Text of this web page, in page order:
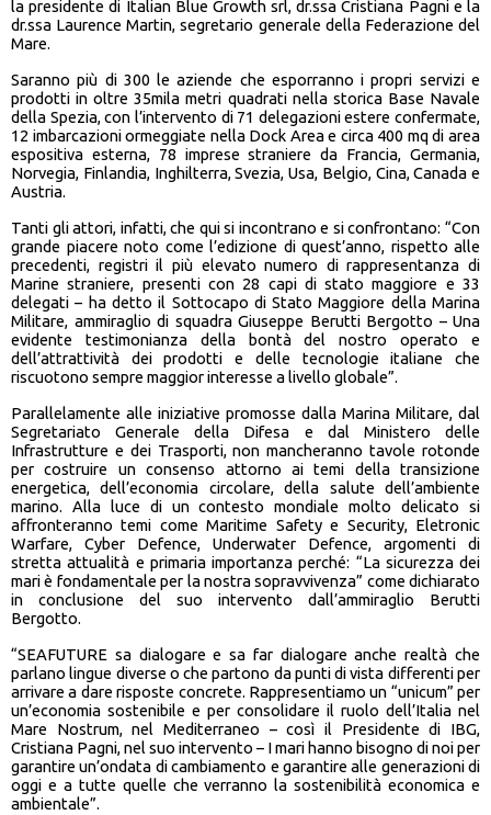
la presidente di Italian Blue Growth srl, dr.ssa Cristiana Pagni e la
dr.ssa Laurence Martin, segretario generale della Federazione del
Mare.
Saranno più di 300 le aziende che esporranno i propri servizi e
prodotti in oltre 35mila metri quadrati nella storica Base Navale
della Spezia, con l’intervento di 71 delegazioni estere confermate,
12 imbarcazioni ormeggiate nella Dock Area e circa 400 mq di area
espositiva esterna, 78 imprese straniere da Francia, Germania,
Norvegia, Finlandia, Inghilterra, Svezia, Usa, Belgio, Cina, Canada e
Austria.
Tanti gli attori, infatti, che qui si incontrano e si confrontano: “Con
grande piacere noto come l’edizione di quest’anno, rispetto alle
precedenti, registri il più elevato numero di rappresentanza di
Marine straniere, presenti con 28 capi di stato maggiore e 33
delegati – ha detto il Sottocapo di Stato Maggiore della Marina
Militare, ammiraglio di squadra Giuseppe Berutti Bergotto – Una
evidente testimonianza della bontà del nostro operato e
dell’attrattività dei prodotti e delle tecnologie italiane che
riscuotono sempre maggior interesse a livello globale”.
Parallelamente alle iniziative promosse dalla Marina Militare, dal
Segretariato Generale della Difesa e dal Ministero delle
Infrastrutture e dei Trasporti, non mancheranno tavole rotonde
per costruire un consenso attorno ai temi della transizione
energetica, dell’economia circolare, della salute dell’ambiente
marino. Alla luce di un contesto mondiale molto delicato si
affronteranno temi come Maritime Safety e Security, Eletronic
Warfare, Cyber Defence, Underwater Defence, argomenti di
stretta attualità e primaria importanza perché: “La sicurezza dei
mari è fondamentale per la nostra sopravvivenza” come dichiarato
in conclusione del suo intervento dall’ammiraglio Berutti
Bergotto.
“SEAFUTURE sa dialogare e sa far dialogare anche realtà che
parlano lingue diverse o che partono da punti di vista differenti per
arrivare a dare risposte concrete. Rappresentiamo un “unicum” per
un’economia sostenibile e per consolidare il ruolo dell’Italia nel
Mare Nostrum, nel Mediterraneo – così il Presidente di IBG,
Cristiana Pagni, nel suo intervento – I mari hanno bisogno di noi per
garantire un’ondata di cambiamento e garantire alle generazioni di
oggi e a tutte quelle che verranno la sostenibilità economica e
ambientale”.